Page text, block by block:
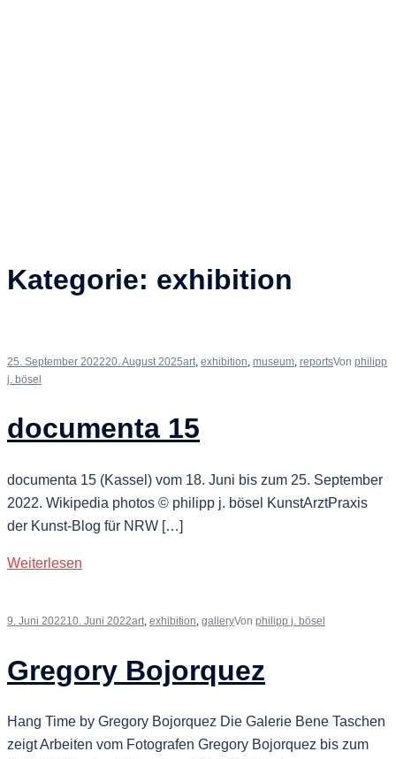
Kategorie: exhibition
25. September 202220. August 2025art, exhibition, museum, reportsVon philipp
j. bösel
documenta 15
documenta 15 (Kassel) vom 18. Juni bis zum 25. September
2022. Wikipedia photos © philipp j. bösel KunstArztPraxis
der Kunst-Blog für NRW […]
Weiterlesen
9. Juni 202210. Juni 2022art, exhibition, galleryVon philipp j. bösel
Gregory Bojorquez
Hang Time by Gregory Bojorquez Die Galerie Bene Taschen
zeigt Arbeiten vom Fotografen Gregory Bojorquez bis zum